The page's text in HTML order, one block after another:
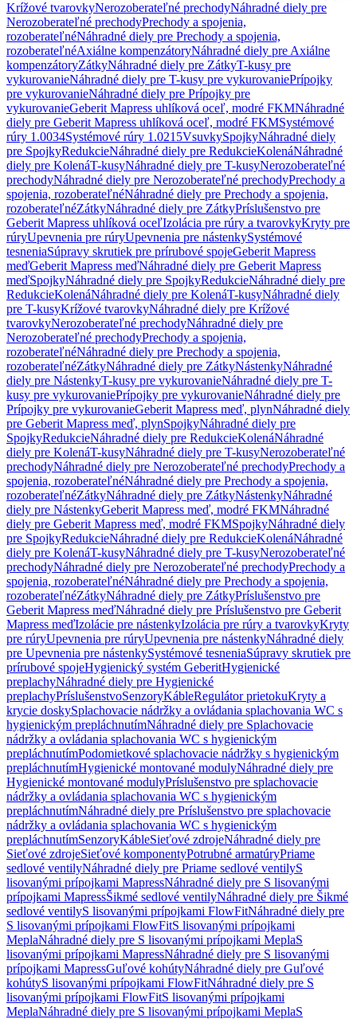
Krížové tvarovkyNerozoberateľné prechodyNáhradné diely pre
Nerozoberateľné prechodyPrechody a spojenia,
rozoberateľnéNáhradné diely pre Prechody a spojenia,
rozoberateľnéAxiálne kompenzátoryNáhradné diely pre Axiálne
kompenzátoryZátkyNáhradné diely pre ZátkyT-kusy pre
vykurovanieNáhradné diely pre T-kusy pre vykurovaniePrípojky
pre vykurovanieNáhradné diely pre Prípojky pre
vykurovanieGeberit Mapress uhlíková oceľ, modré FKMNáhradné
diely pre Geberit Mapress uhlíková oceľ, modré FKMSystémové
rúry 1.0034Systémové rúry 1.0215VsuvkySpojkyNáhradné diely
pre SpojkyRedukcieNáhradné diely pre RedukcieKolenáNáhradné
diely pre KolenáT-kusyNáhradné diely pre T-kusyNerozoberateľné
prechodyNáhradné diely pre Nerozoberateľné prechodyPrechody a
spojenia, rozoberateľnéNáhradné diely pre Prechody a spojenia,
rozoberateľnéZátkyNáhradné diely pre ZátkyPríslušenstvo pre
Geberit Mapress uhlíková oceľIzolácia pre rúry a tvarovkyKryty pre
rúryUpevnenia pre rúryUpevnenia pre nástenkySystémové
tesneniaSúpravy skrutiek pre prírubové spojeGeberit Mapress
meďGeberit Mapress meďNáhradné diely pre Geberit Mapress
meďSpojkyNáhradné diely pre SpojkyRedukcieNáhradné diely pre
RedukcieKolenáNáhradné diely pre KolenáT-kusyNáhradné diely
pre T-kusyKrížové tvarovkyNáhradné diely pre Krížové
tvarovkyNerozoberateľné prechodyNáhradné diely pre
Nerozoberateľné prechodyPrechody a spojenia,
rozoberateľnéNáhradné diely pre Prechody a spojenia,
rozoberateľnéZátkyNáhradné diely pre ZátkyNástenkyNáhradné
diely pre NástenkyT-kusy pre vykurovanieNáhradné diely pre T-
kusy pre vykurovaniePrípojky pre vykurovanieNáhradné diely pre
Prípojky pre vykurovanieGeberit Mapress meď, plynNáhradné diely
pre Geberit Mapress meď, plynSpojkyNáhradné diely pre
SpojkyRedukcieNáhradné diely pre RedukcieKolenáNáhradné
diely pre KolenáT-kusyNáhradné diely pre T-kusyNerozoberateľné
prechodyNáhradné diely pre Nerozoberateľné prechodyPrechody a
spojenia, rozoberateľnéNáhradné diely pre Prechody a spojenia,
rozoberateľnéZátkyNáhradné diely pre ZátkyNástenkyNáhradné
diely pre NástenkyGeberit Mapress meď, modré FKMNáhradné
diely pre Geberit Mapress meď, modré FKMSpojkyNáhradné diely
pre SpojkyRedukcieNáhradné diely pre RedukcieKolenáNáhradné
diely pre KolenáT-kusyNáhradné diely pre T-kusyNerozoberateľné
prechodyNáhradné diely pre Nerozoberateľné prechodyPrechody a
spojenia, rozoberateľnéNáhradné diely pre Prechody a spojenia,
rozoberateľnéZátkyNáhradné diely pre ZátkyPríslušenstvo pre
Geberit Mapress meďNáhradné diely pre Príslušenstvo pre Geberit
Mapress meďIzolácie pre nástenkyIzolácia pre rúry a tvarovkyKryty
pre rúryUpevnenia pre rúryUpevnenia pre nástenkyNáhradné diely
pre Upevnenia pre nástenkySystémové tesneniaSúpravy skrutiek pre
prírubové spojeHygienický systém GeberitHygienické
preplachyNáhradné diely pre Hygienické
preplachyPríslušenstvoSenzoryKábleRegulátor prietokuKryty a
krycie doskySplachovacie nádržky a ovládania splachovania WC s
hygienickým prepláchnutímNáhradné diely pre Splachovacie
nádržky a ovládania splachovania WC s hygienickým
prepláchnutímPodomietkové splachovacie nádržky s hygienickým
prepláchnutímHygienické montované modulyNáhradné diely pre
Hygienické montované modulyPríslušenstvo pre splachovacie
nádržky a ovládania splachovania WC s hygienickým
prepláchnutímNáhradné diely pre Príslušenstvo pre splachovacie
nádržky a ovládania splachovania WC s hygienickým
prepláchnutímSenzoryKábleSieťové zdrojeNáhradné diely pre
Sieťové zdrojeSieťové komponentyPotrubné armatúryPriame
sedlové ventilyNáhradné diely pre Priame sedlové ventilyS
lisovanými prípojkami MapressNáhradné diely pre S lisovanými
prípojkami MapressŠikmé sedlové ventilyNáhradné diely pre Šikmé
sedlové ventilyS lisovanými prípojkami FlowFitNáhradné diely pre
S lisovanými prípojkami FlowFitS lisovanými prípojkami
MeplaNáhradné diely pre S lisovanými prípojkami MeplaS
lisovanými prípojkami MapressNáhradné diely pre S lisovanými
prípojkami MapressGuľové kohútyNáhradné diely pre Guľové
kohútyS lisovanými prípojkami FlowFitNáhradné diely pre S
lisovanými prípojkami FlowFitS lisovanými prípojkami
MeplaNáhradné diely pre S lisovanými prípojkami MeplaS